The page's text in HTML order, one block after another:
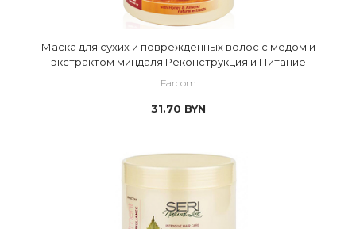
Маска для сухих и поврежденных волос с медом и
экстрактом миндаля Реконструкция и Питание
Farcom
31.70 BYN